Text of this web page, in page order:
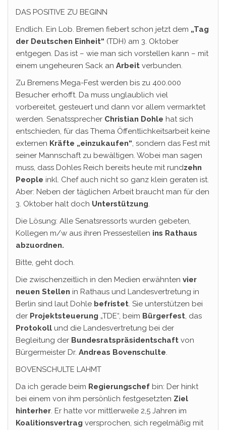
DAS POSITIVE ZU BEGINN
Endlich. Ein Lob. Bremen fiebert schon jetzt dem „Tag
der Deutschen Einheit“ (TDH) am 3. Oktober
entgegen. Das ist – wie man sich vorstellen kann – mit
einem ungeheuren Sack an Arbeit verbunden.
Zu Bremens Mega-Fest werden bis zu 400.000
Besucher erhofft. Da muss unglaublich viel
vorbereitet, gesteuert und dann vor allem vermarktet
werden. Senatssprecher Christian Dohle hat sich
entschieden, für das Thema Öffentlichkeitsarbeit keine
externen Kräfte „einzukaufen“, sondern das Fest mit
seiner Mannschaft zu bewältigen. Wobei man sagen
muss, dass Dohles Reich bereits heute mit rundzehn
People inkl. Chef auch nicht so ganz klein geraten ist.
Aber: Neben der täglichen Arbeit braucht man für den
3. Oktober halt doch Unterstützung.
Die Lösung: Alle Senatsressorts wurden gebeten,
Kollegen m/w aus ihren Pressestellen ins Rathaus
abzuordnen.
Bitte, geht doch.
Die zwischenzeitlich in den Medien erwähnten vier
neuen Stellen in Rathaus und Landesvertretung in
Berlin sind laut Dohle befristet. Sie unterstützen bei
der Projektsteuerung „TDE“, beim Bürgerfest, das
Protokoll und die Landesvertretung bei der
Begleitung der Bundesratspräsidentschaft von
Bürgermeister Dr. Andreas Bovenschulte.
BOVENSCHULTE LAHMT
Da ich gerade beim Regierungschef bin: Der hinkt
bei einem von ihm persönlich festgesetzten Ziel
hinterher. Er hatte vor mittlerweile 2,5 Jahren im
Koalitionsvertrag versprochen, sich regelmäßig mit